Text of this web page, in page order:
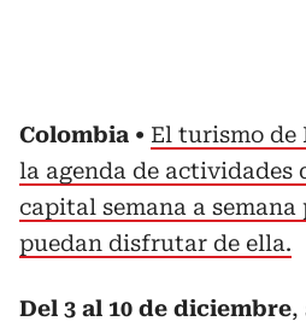
Colombia
El turismo de
la agenda de actividades
capital semana a
puedan disfrutar de ella.
Del 3 al 10 de diciembre,